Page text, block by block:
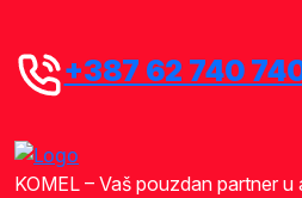
+387 62 740
KOMEL – Vaš pouzdan partner